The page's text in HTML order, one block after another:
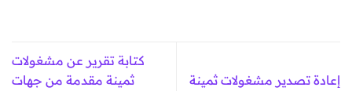
إعادة تصدير مشغولات ثمينة
كتابة تقرير عن مشغولات
ثمينة مقدمة من جهات